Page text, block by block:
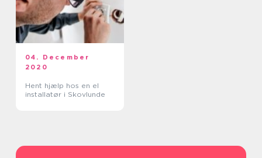
04. December
2020
Hent hjælp hos en el
installatør i Skovlunde